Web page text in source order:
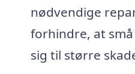
nødvendige
forhindre, at
sig til større